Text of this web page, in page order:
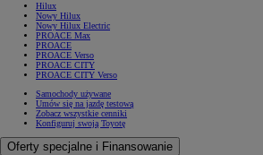
Hilux
Nowy Hilux
Nowy Hilux Electric
PROACE Max
PROACE
PROACE Verso
PROACE CITY
PROACE CITY Verso
Samochody używane
Umów się na jazdę testową
Zobacz wszystkie cenniki
Konfiguruj swoją Toyotę
Oferty specjalne i Finansowanie